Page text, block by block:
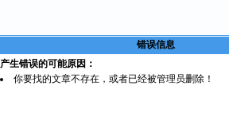
错误信息
产生错误的可能原因：
你要找的文章不存在，或者已经被管理员删除！